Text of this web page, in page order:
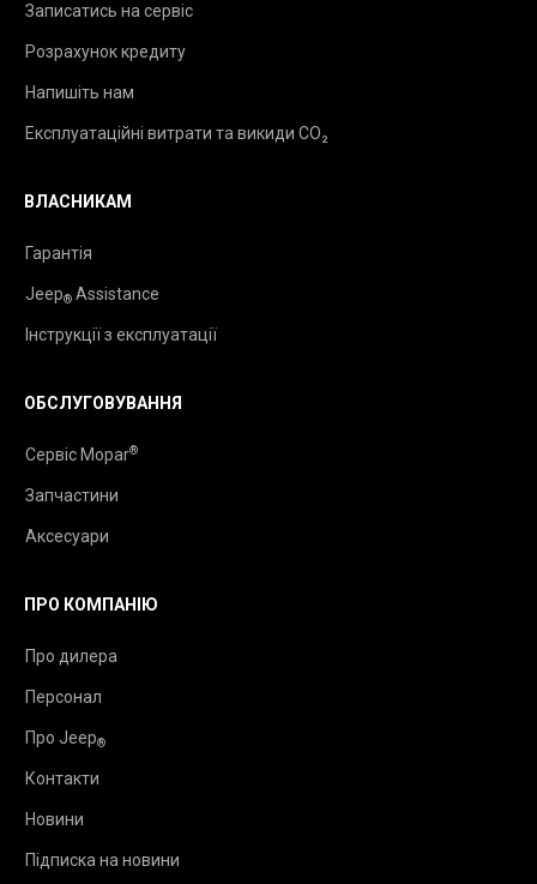
Записатись на сервіс
Розрахунок кредиту
Напишіть нам
Експлуатаційні витрати та викиди CO₂
ВЛАСНИКАМ
Гарантія
Jeep® Assistance
Інструкції з експлуатації
ОБСЛУГОВУВАННЯ
Сервіс Mopar®
Запчастини
Аксесуари
ПРО КОМПАНІЮ
Про дилера
Персонал
Про Jeep®
Контакти
Новини
Підписка на новини